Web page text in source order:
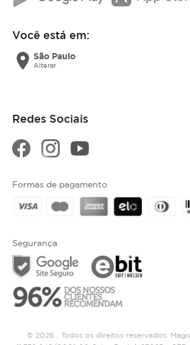
Você está em:
location_on São Paulo
Alterar
Redes Sociais
Segurança
Formas de pagamento
© 2026 . Todos os direitos reservados.